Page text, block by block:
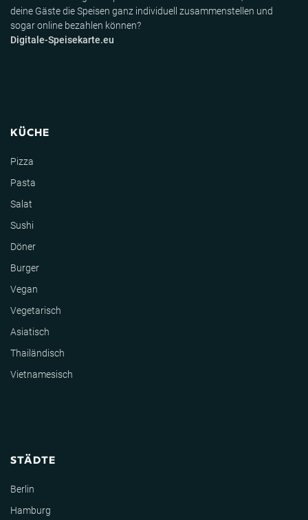
deine Gäste die Speisen ganz individuell zusammenstellen und
sogar online bezahlen können?
Digitale-Speisekarte.eu
KÜCHE
Pizza
Pasta
Salat
Sushi
Döner
Burger
Vegan
Vegetarisch
Asiatisch
Thailändisch
Vietnamesisch
STÄDTE
Berlin
Hamburg